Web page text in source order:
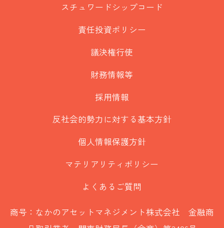
スチュワードシップコード
責任投資ポリシー
議決権行使
財務情報等
採用情報
反社会的勢力に対する基本方針
個人情報保護方針
マテリアリティポリシー
よくあるご質問
商号：なかのアセットマネジメント株式会社 金融商